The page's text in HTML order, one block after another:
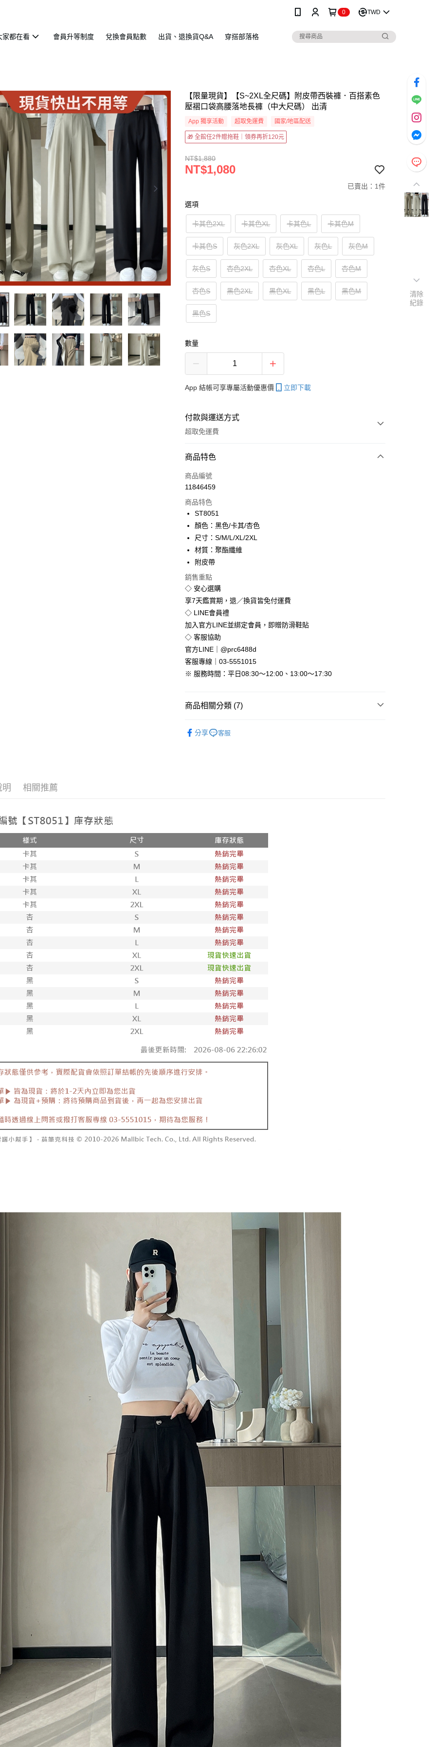
0 TWD
家都在看 會員升等制度 兌換會員點數 出貨、退換貨Q&A 穿搭部落格
【限量現貨】【S~2XL全尺碼】附皮帶西裝褲．百搭素色
壓褶口袋高腰落地長褲（中大尺碼） 出清
App 獨享活動 超取免運費 國家/地區配送
🎁 全館任2件贈拖鞋｜領券再折120元
NT$1,880
NT$1,080
已賣出：1件
選項
卡其色2XL 卡其色XL 卡其色L 卡其色M
卡其色S 灰色2XL 灰色XL 灰色L 灰色M
灰色S 杏色2XL 杏色XL 杏色L 杏色M
杏色S 黑色2XL 黑色XL 黑色L 黑色M
黑色S
數量
App 結帳可享專屬活動優惠價 立即下載
付款與運送方式
超取免運費
付款方式
信用卡一次付款
LINE Pay
Apple Pay
街口支付
悠遊付
Google Pay
全盈+PAY
運送方式
全家付款取貨
免運費
【宇迅國際】限一般住址，不支援智能櫃
商品特色
商品編號
11846459
商品特色
ST8051
顏色：黑色/卡其/杏色
尺寸：S/M/L/XL/2XL
材質：聚酯纖維
附皮帶
銷售重點
◇ 安心選購
享7天鑑賞期，退／換貨皆免付運費
◇ LINE會員禮
加入官方LINE並綁定會員，即贈防滑鞋貼
◇ 客服協助
官方LINE｜@prc6488d
客服專線｜03-5551015
※ 服務時間：平日08:30～12:00、13:00～17:30
商品相關分類 (7)
分享 客服
明 相關推薦
清除
紀錄